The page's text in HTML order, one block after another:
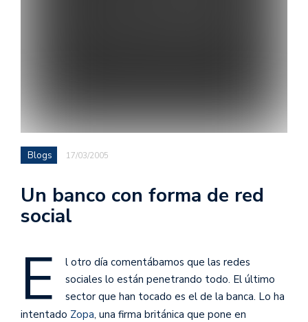
Blogs 17/03/2005
Un banco con forma de red
social
E
l otro día comentábamos que las redes
sociales lo están penetrando todo. El último
sector que han tocado es el de la banca. Lo ha
intentado Zopa, una firma británica que pone en